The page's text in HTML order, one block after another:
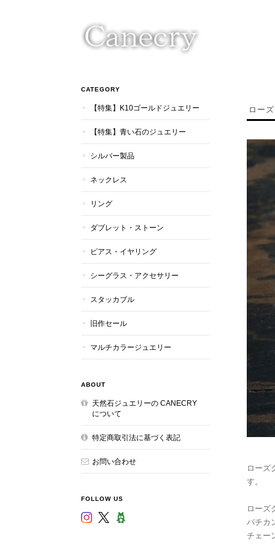
ロー
ローズ
す。
ローズ
バチカ
チェー
CATEGORY
【特集】K10ゴールドジュエリー
【特集】青い石のジュエリー
シルバー製品
ネックレス
リング
ダブレット・ストーン
ピアス・イヤリング
シーグラス・アクセサリー
スタッカブル
旧作セール
マルチカラージュエリー
ABOUT
天然石ジュエリーの CANECRY
について
特定商取引法に基づく表記
お問い合わせ
FOLLOW US